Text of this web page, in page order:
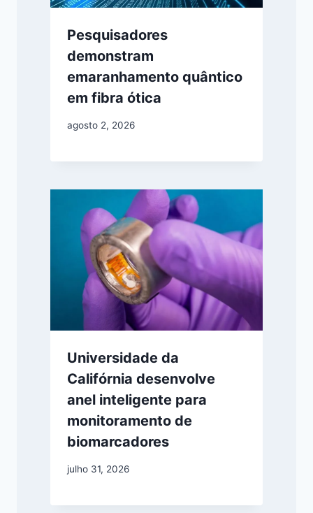
Pesquisadores
demonstram
emaranhamento quântico
em fibra ótica
agosto 2, 2026
Universidade da
Califórnia desenvolve
anel inteligente para
monitoramento de
biomarcadores
julho 31, 2026